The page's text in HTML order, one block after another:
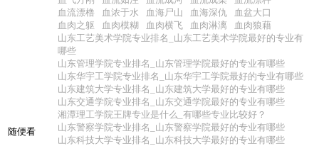
随便看
血流漂橹
血浓于水 血海尸山 血海深仇
血盆大口
血肉之躯
血肉模糊 血肉横飞 血肉淋漓
血肉狼藉
山东工艺美术学院专业排名_山东工艺美术学院最好的专业有
哪些
山东管理学院专业排名_山东管理学院最好的专业有哪些
山东华宇工学院专业排名_山东华宇工学院最好的专业有哪些
山东建筑大学专业排名_山东建筑大学最好的专业有哪些
山东交通学院专业排名_山东交通学院最好的专业有哪些
湘潭理工学院王牌专业是什么_有哪些专业比较好？
山东警察学院专业排名_山东警察学院最好的专业有哪些
山东科技大学专业排名_山东科技大学最好的专业有哪些